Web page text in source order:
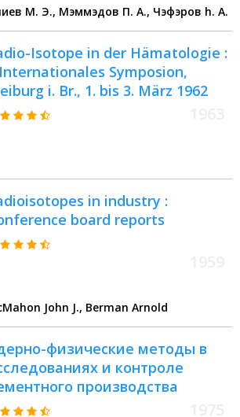
Элиев М. Э., Мэммэдов П. А., Чэфэров h. А.
Isotope in der Hämatologie :
Symposion,
i. Br., 1. bis 3. März 1962
in industry :
board reports
McMahon John J., Berman Arnold
физические методы в
и контроле
производства